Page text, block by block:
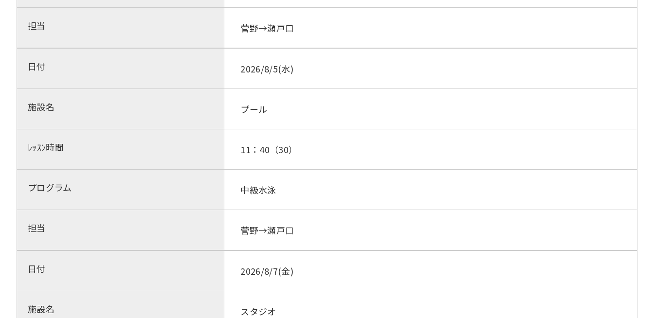
担当 菅野→瀬戸口
日付 2026/8/5(水)
施設名 プール
ﾚｯｽﾝ時間 11：40（30）
プログラム 中級水泳
担当 菅野→瀬戸口
日付 2026/8/7(金)
施設名 スタジオ